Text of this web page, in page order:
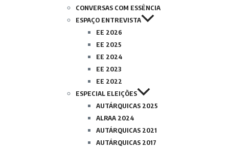
CONVERSAS COM ESSÊNCIA
ESPAÇO ENTREVISTA
EE 2026
EE 2025
EE 2024
EE 2023
EE 2022
ESPECIAL ELEIÇÕES
AUTÁRQUICAS 2025
ALRAA 2024
AUTÁRQUICAS 2021
AUTÁRQUICAS 2017